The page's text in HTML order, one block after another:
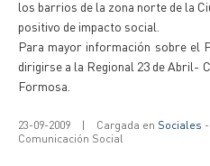
los barrios de la zona norte de la
positivo de impacto social.
Para mayor información sobre el
dirigirse a la Regional 23 de Abril-
Formosa.
23-09-2009 | Cargada en Sociales
Comunicación Social